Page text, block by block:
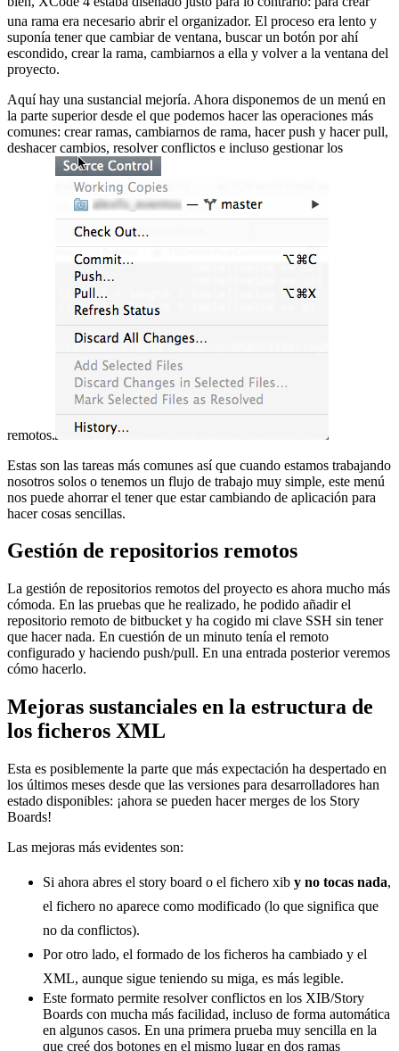
una rama era necesario abrir el organizador. El proceso era lento y
suponía tener que cambiar de ventana, buscar un botón por ahí
escondido, crear la rama, cambiarnos a ella y volver a la ventana del
proyecto.
Aquí hay una sustancial mejoría. Ahora disponemos de un menú en
la parte superior desde el que podemos hacer las operaciones más
comunes: crear ramas, cambiarnos de rama, hacer push y hacer pull,
deshacer cambios, resolver conflictos e incluso gestionar los
remotos.
Estas son las tareas más comunes así que cuando estamos trabajando
nosotros solos o tenemos un flujo de trabajo muy simple, este menú
nos puede ahorrar el tener que estar cambiando de aplicación para
hacer cosas sencillas.
Gestión de repositorios remotos
La gestión de repositorios remotos del proyecto es ahora mucho más
cómoda. En las pruebas que he realizado, he podido añadir el
repositorio remoto de bitbucket y ha cogido mi clave SSH sin tener
que hacer nada. En cuestión de un minuto tenía el remoto
configurado y haciendo push/pull. En una entrada posterior veremos
cómo hacerlo.
Mejoras sustanciales en la estructura de
los ficheros XML
Esta es posiblemente la parte que más expectación ha despertado en
los últimos meses desde que las versiones para desarrolladores han
estado disponibles: ¡ahora se pueden hacer merges de los Story
Boards!
Las mejoras más evidentes son:
Si ahora abres el story board o el fichero xib y no tocas nada,
el fichero no aparece como modificado (lo que significa que
no da conflictos).
Por otro lado, el formado de los ficheros ha cambiado y el
XML, aunque sigue teniendo su miga, es más legible.
Este formato permite resolver conflictos en los XIB/Story
Boards con mucha más facilidad, incluso de forma automática
en algunos casos. En una primera prueba muy sencilla en la
que creé dos botones en el mismo lugar en dos ramas